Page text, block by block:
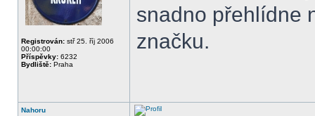
Registrován: stř 25. říj 2006
00:00:00
Příspěvky: 6232
Bydliště: Praha
snadno přehlídne
značku.
Nahoru